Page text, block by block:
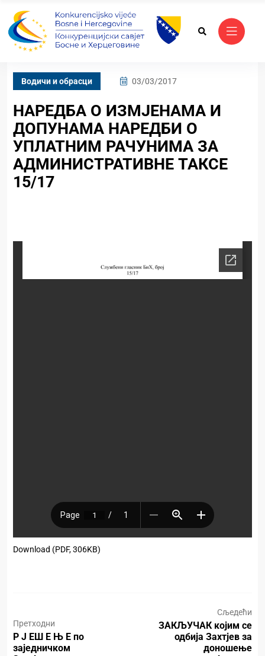
Водичи и обрасци 03/03/2017
НАРЕДБА О ИЗМЈЕНАМА И
ДОПУНАМА НАРЕДБИ О
УПЛАТНИМ РАЧУНИМА ЗА
АДМИНИСТРАТИВНЕ ТАКСЕ
15/17
Download (PDF, 306KB)
Претходни
Р Ј ЕШ Е Њ Е по
заједничком
Сљедећи
ЗАКЉУЧАК којим се
одбија Захтјев за
доношење